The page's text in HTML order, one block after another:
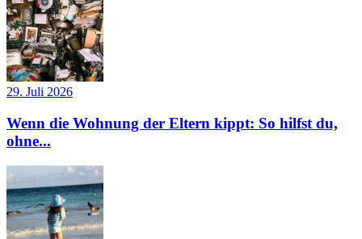
29. Juli 2026
Wenn die Wohnung der Eltern kippt: So hilfst du,
ohne...